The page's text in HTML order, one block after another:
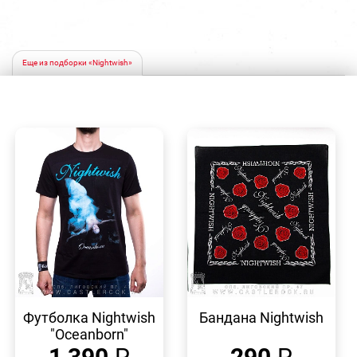
Еще из подборки «Nightwish»
ПРОСМОТР
Футболка Nightwish
"Oceanborn"
ПРОСМОТР
Бандана Nightwish